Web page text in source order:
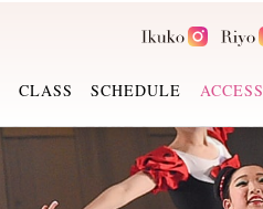
CLASS SCHEDULE ACCESS